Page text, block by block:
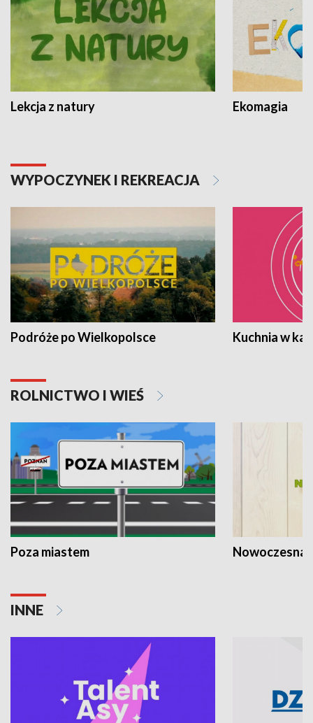
Lekcja z natury Ekomagia
WYPOCZYNEK I REKREACJA
Podróże po Wielkopolsce Kuchnia w
ROLNICTWO I WIEŚ
Poza miastem Nowoczesna
INNE